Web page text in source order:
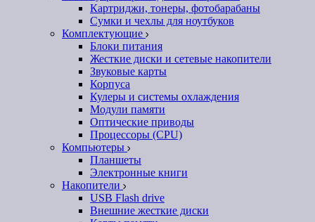
Картриджи, тонеры, фотобарабаны
Сумки и чехлы для ноутбуков
Комплектующие
Блоки питания
Жесткие диски и сетевые накопители
Звуковые карты
Корпуса
Кулеры и системы охлаждения
Модули памяти
Оптические приводы
Процессоры (CPU)
Компьютеры
Планшеты
Электронные книги
Накопители
USB Flash drive
Внешние жесткие диски